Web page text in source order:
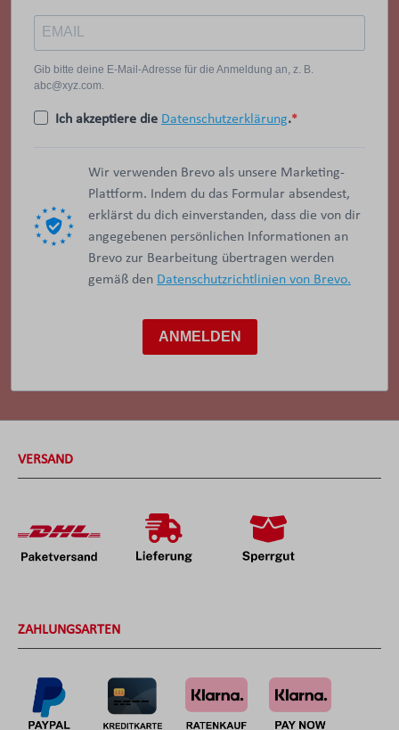
Gib bitte deine E-Mail-Adresse für die Anmeldung an, z. B.
abc@xyz.com.
Ich akzeptiere die Datenschutzerklärung.
Wir verwenden Brevo als unsere Marketing-
Plattform. Indem du das Formular absendest,
erklärst du dich einverstanden, dass die von dir
angegebenen persönlichen Informationen an
Brevo zur Bearbeitung übertragen werden
gemäß den Datenschutzrichtlinien von Brevo.
ANMELDEN
VERSAND
ZAHLUNGSARTEN